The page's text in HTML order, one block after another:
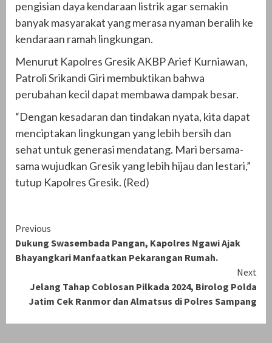
pengisian daya kendaraan listrik agar semakin
banyak masyarakat yang merasa nyaman beralih ke
kendaraan ramah lingkungan.
Menurut Kapolres Gresik AKBP Arief Kurniawan,
Patroli Srikandi Giri membuktikan bahwa
perubahan kecil dapat membawa dampak besar.
“Dengan kesadaran dan tindakan nyata, kita dapat
menciptakan lingkungan yang lebih bersih dan
sehat untuk generasi mendatang. Mari bersama-
sama wujudkan Gresik yang lebih hijau dan lestari,”
tutup Kapolres Gresik. (Red)
Continue
Reading
Previous
Dukung Swasembada Pangan, Kapolres Ngawi Ajak
Bhayangkari Manfaatkan Pekarangan Rumah.
Next
Jelang Tahap Coblosan Pilkada 2024, Birolog Polda
Jatim Cek Ranmor dan Almatsus di Polres Sampang